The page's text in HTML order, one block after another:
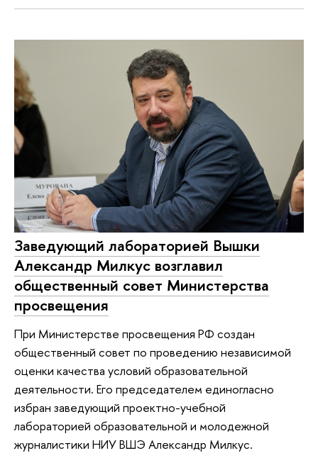
Заведующий лабораторией Вышки
Александр Милкус возглавил
общественный совет Министерства
просвещения
При Министерстве просвещения РФ создан
общественный совет по проведению независимой
оценки качества условий образовательной
деятельности. Его председателем единогласно
избран заведующий проектно-учебной
лабораторией образовательной и молодежной
журналистики НИУ ВШЭ Александр Милкус.